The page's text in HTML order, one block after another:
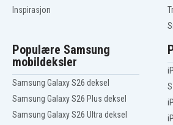
Inspirasjon
Populære Samsung
mobildeksler
Samsung Galaxy S26 deksel
Samsung Galaxy S26 Plus deksel
Samsung Galaxy S26 Ultra deksel